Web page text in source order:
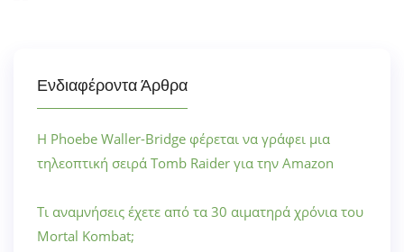
Ενδιαφέροντα Άρθρα
Η Phoebe Waller-Bridge φέρεται να γράφει μια
τηλεοπτική σειρά Tomb Raider για την Amazon
Τι αναμνήσεις έχετε από τα 30 αιματηρά χρόνια του
Mortal Kombat;